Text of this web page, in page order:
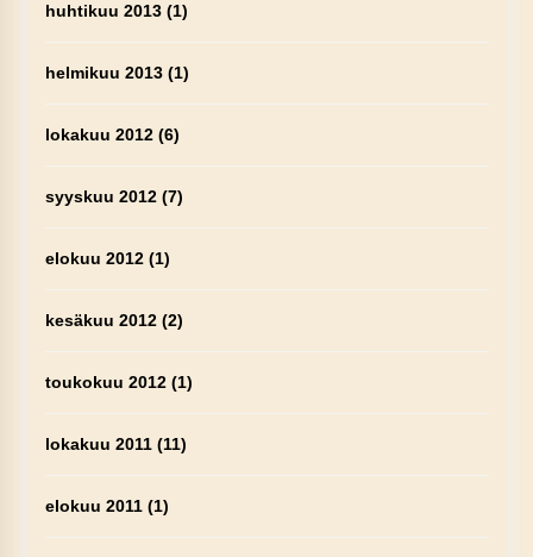
huhtikuu 2013(1)
helmikuu 2013(1)
lokakuu 2012(6)
syyskuu 2012(7)
elokuu 2012(1)
kesäkuu 2012(2)
toukokuu 2012(1)
lokakuu 2011(11)
elokuu 2011(1)